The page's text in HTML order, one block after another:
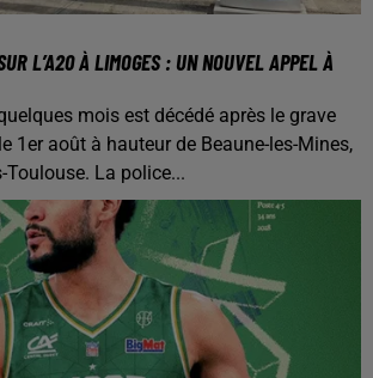
L’A20 À LIMOGES : UN NOUVEL APPEL À
mois est décédé après le grave
1er août à hauteur de Beaune-les-Mines,
Toulouse. La police...